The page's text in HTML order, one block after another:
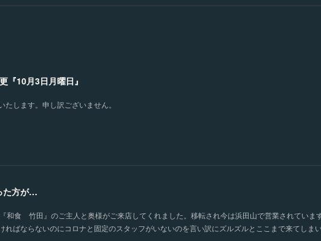
10月3日月曜日』
します。申し訳ございません。
た方が…
和食 竹田』のご主人と奥様がご来店してくれました。移転され今は浜田山で営業されていま
ればならないのにコロナと固定のスタッフがいないのを言い訳にズルズルとここまで来てし